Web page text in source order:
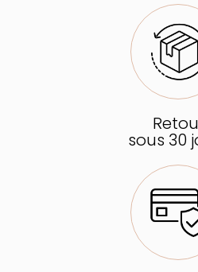
sous 30